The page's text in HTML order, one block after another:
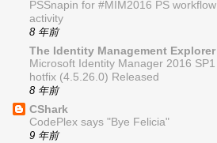
PSSnapin for #MIM2016 PS workflow
activity
8 年前
The Identity Management Explorer
Microsoft Identity Manager 2016 SP1
hotfix (4.5.26.0) Released
8 年前
CShark
CodePlex says "Bye Felicia"
9 年前